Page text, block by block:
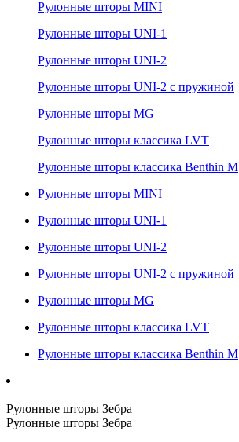
Рулонные шторы MINI
Рулонные шторы UNI-1
Рулонные шторы UNI-2
Рулонные шторы UNI-2 с пружиной
Рулонные шторы MG
Рулонные шторы классика LVT
Рулонные шторы классика Benthin M
Рулонные шторы MINI
Рулонные шторы UNI-1
Рулонные шторы UNI-2
Рулонные шторы UNI-2 с пружиной
Рулонные шторы MG
Рулонные шторы классика LVT
Рулонные шторы классика Benthin M
Рулонные шторы Зебра
Рулонные шторы Зебра